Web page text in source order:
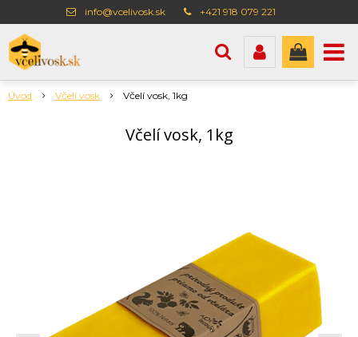
info@vcelivosk.sk +421 918 079 221
Úvod Včelí vosk Včelí vosk, 1kg
Včelí vosk, 1kg